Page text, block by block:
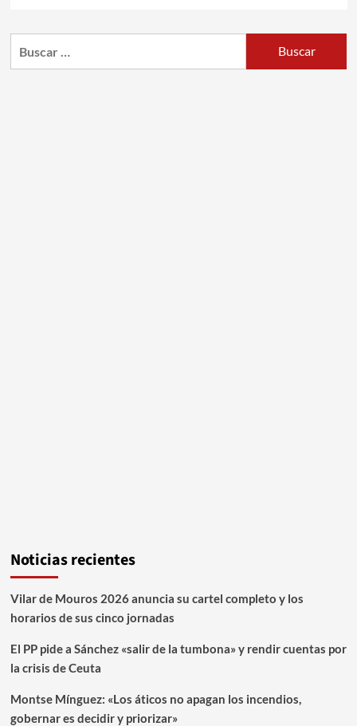
Noticias recientes
Vilar de Mouros 2026 anuncia su cartel completo y los
horarios de sus cinco jornadas
El PP pide a Sánchez «salir de la tumbona» y rendir cuentas por
la crisis de Ceuta
Montse Mínguez: «Los áticos no apagan los incendios,
gobernar es decidir y priorizar»